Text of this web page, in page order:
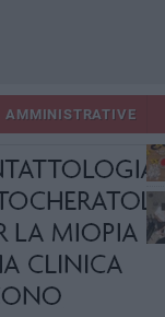
AMMINISTRATIVE